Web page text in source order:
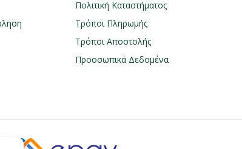
Πολιτική Καταστήματος
Τρόποι Πληρωμής
Τρόποι Αποστολής
Προοσωπικά Δεδομένα